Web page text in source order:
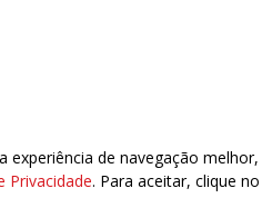
experiência de navegação
Privacidade. Para aceitar, clique